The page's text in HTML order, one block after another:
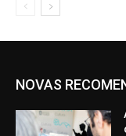
NOVAS